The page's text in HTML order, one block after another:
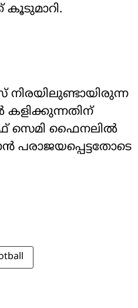
കൂടുമാറി.
നിരയിലുണ്ടായിരുന്ന
സെമി ഫൈനലിൽ